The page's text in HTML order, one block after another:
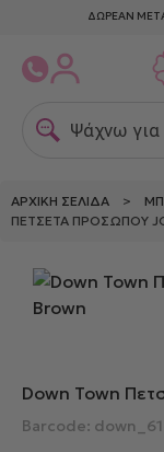
ΔΩΡΕΑΝ
Ψάχνω για
ΑΡΧΙΚΉ ΣΕΛΊΔΑ >
ΠΕΤΣΈΤΑ ΠΡΟΣΏΠΟΥ
Down Town
Barcode: